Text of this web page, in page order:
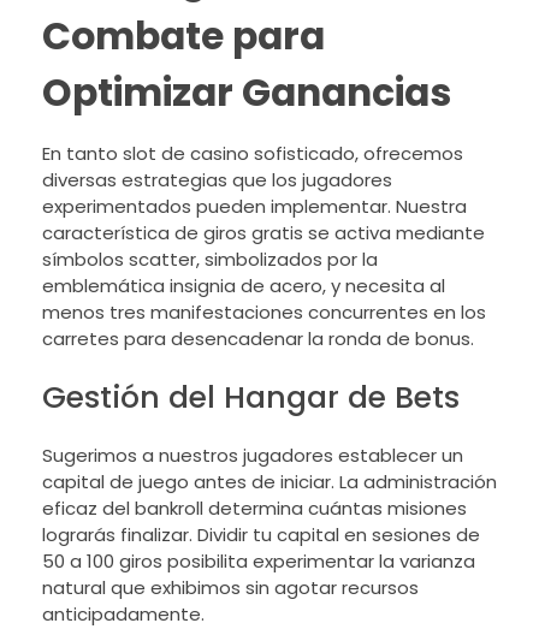
Combate para
Optimizar Ganancias
En tanto slot de casino sofisticado, ofrecemos
diversas estrategias que los jugadores
experimentados pueden implementar. Nuestra
característica de giros gratis se activa mediante
símbolos scatter, simbolizados por la
emblemática insignia de acero, y necesita al
menos tres manifestaciones concurrentes en los
carretes para desencadenar la ronda de bonus.
Gestión del Hangar de Bets
Sugerimos a nuestros jugadores establecer un
capital de juego antes de iniciar. La administración
eficaz del bankroll determina cuántas misiones
lograrás finalizar. Dividir tu capital en sesiones de
50 a 100 giros posibilita experimentar la varianza
natural que exhibimos sin agotar recursos
anticipadamente.